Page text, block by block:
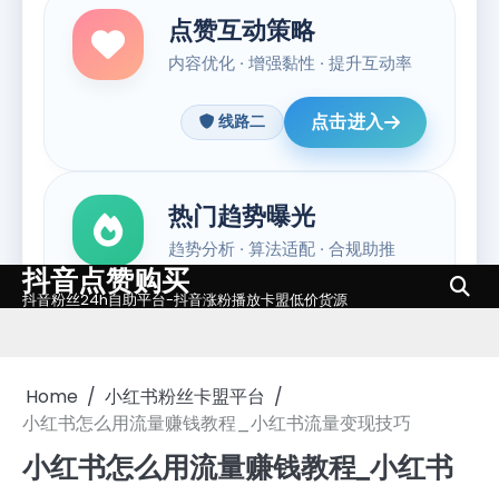
Skip
to
抖音点赞购买
抖音粉丝24h自助平台-抖音涨粉播放卡盟低价货源
Home
小红书粉丝卡盟平台
小红书怎么用流量赚钱教程_小红书流量变现技巧
小红书怎么用流量赚钱教程_小红书